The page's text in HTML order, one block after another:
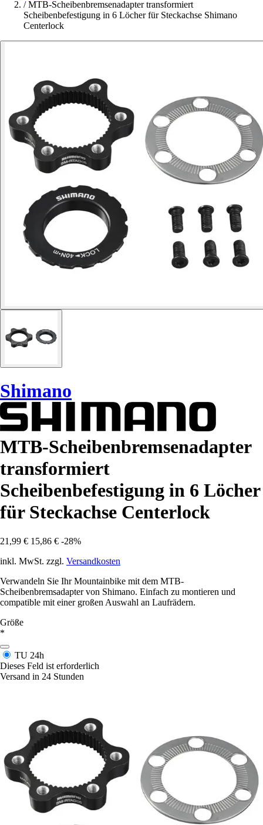
/ MTB-Scheibenbremsenadapter transformiert
Scheibenbefestigung in 6 Löcher für Steckachse Shimano
Centerlock
Shimano
MTB-Scheibenbremsenadapter
transformiert
Scheibenbefestigung in 6 Löcher
für Steckachse Centerlock
21,99 € 15,86 € -28%
inkl. MwSt. zzgl. Versandkosten
Verwandeln Sie Ihr Mountainbike mit dem MTB-
Scheibenbremsadapter von Shimano. Einfach zu montieren und
compatible mit einer großen Auswahl an Laufrädern.
Größe
*
TU 24h
Dieses Feld ist erforderlich
Versand in 24 Stunden